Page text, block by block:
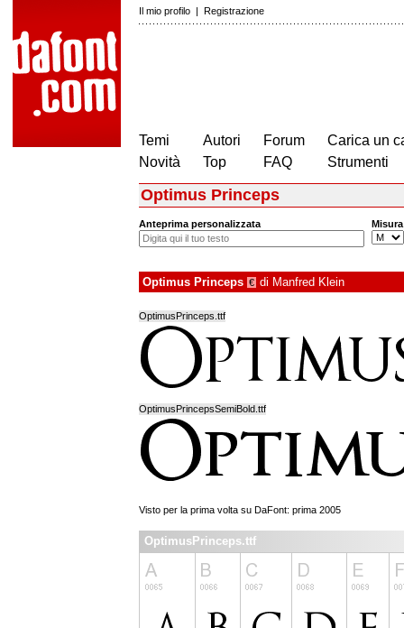
Il mio profilo | Registrazione
Temi
Novità
Autori
Top
Forum
FAQ
Carica un
Strumenti
Optimus Princeps
Anteprima personalizzata Misura
Optimus Princeps € di Manfred Klein
OptimusPrinceps.ttf
OptimusPrincepsSemiBold.ttf
Visto per la prima volta su DaFont: prima 2005
OptimusPrinceps.ttf